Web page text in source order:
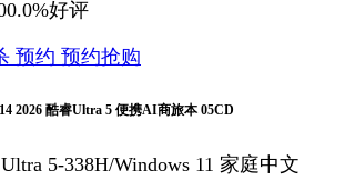
好评
预约 预约抢购
2026 酷睿Ultra 5 便携AI商旅本 05CD
5-338H/Windows 11 家庭中文